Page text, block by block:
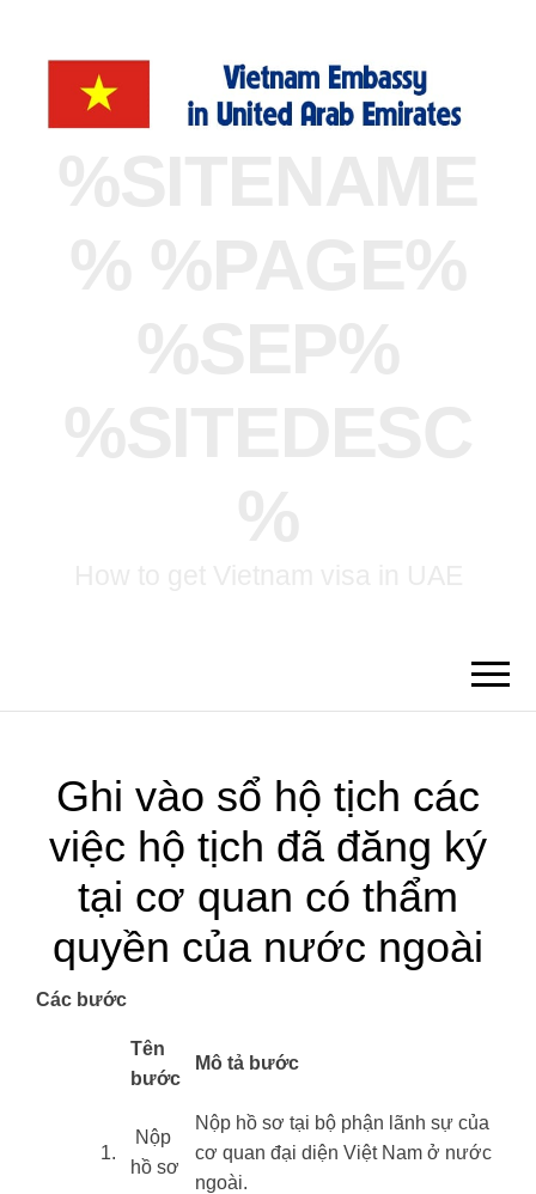
Ghi vào sổ hộ tịch các
việc hộ tịch đã đăng ký
tại cơ quan có thẩm
quyền của nước ngoài
Các bước
​Tên
bước
Mô tả bước
​1.
​ Nộp
hồ sơ
​Nộp hồ sơ tại bộ phận lãnh sự của
cơ quan đại diện Việt Nam ở nước
ngoài.